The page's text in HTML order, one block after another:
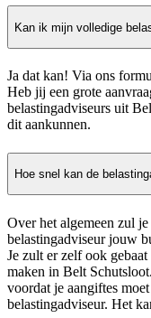
Kan ik mijn volledige
Ja dat kan! Via ons
Heb jij een grote
belastingadviseurs uit
dit aankunnen.
Hoe snel kan de
Over het algemeen zul
belastingadviseur jouw
Je zult er zelf ook
maken in Belt
voordat je aangiftes
belastingadviseur. Het